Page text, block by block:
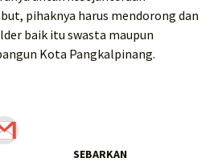
pihaknya harus mendorong dan
baik itu swasta maupun
Kota Pangkalpinang.
SEBARKAN